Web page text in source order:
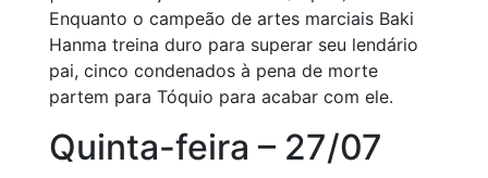
Enquanto o campeão de artes marciais Baki
Hanma treina duro para superar seu lendário
pai, cinco condenados à pena de morte
partem para Tóquio para acabar com ele.
Quinta-feira – 27/07